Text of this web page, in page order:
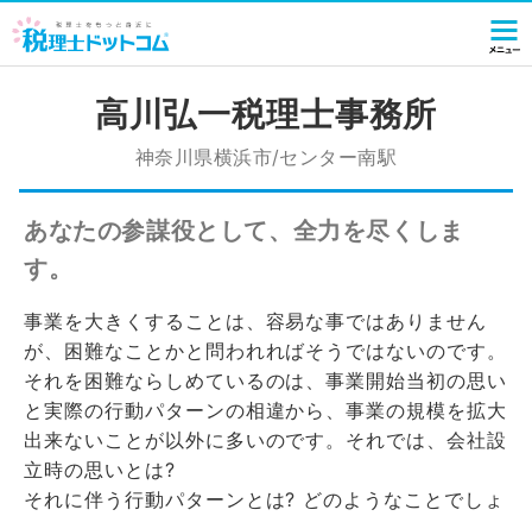
高川弘一税理士事務所
神奈川県横浜市/センター南駅
あなたの参謀役として、全力を尽くしま
す。
事業を大きくすることは、容易な事ではありません
が、困難なことかと問われればそうではないのです。
それを困難ならしめているのは、事業開始当初の思い
と実際の行動パターンの相違から、事業の規模を拡大
出来ないことが以外に多いのです。それでは、会社設
立時の思いとは?
それに伴う行動パターンとは? どのようなことでしょ